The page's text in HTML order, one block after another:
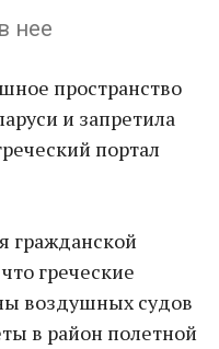
нее
пространство
и запретила
портал
гражданской
греческие
воздушных судов
в район полетной